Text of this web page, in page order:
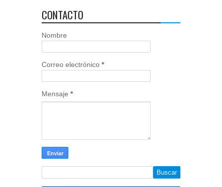
CONTACTO
Nombre
Correo electrónico *
Mensaje *